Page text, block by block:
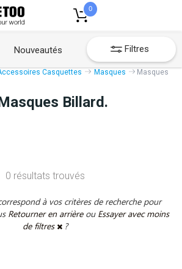
0
Nouveautés Filtres
Casquettes Masques
Masques
Billard.
0 résultats trouvés
à vos critères de recherche pour
Retourner en arrière ou Essayer avec moins
de filtres
?